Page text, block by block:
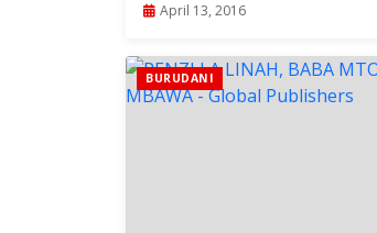
April 13, 2016
BURUDANI